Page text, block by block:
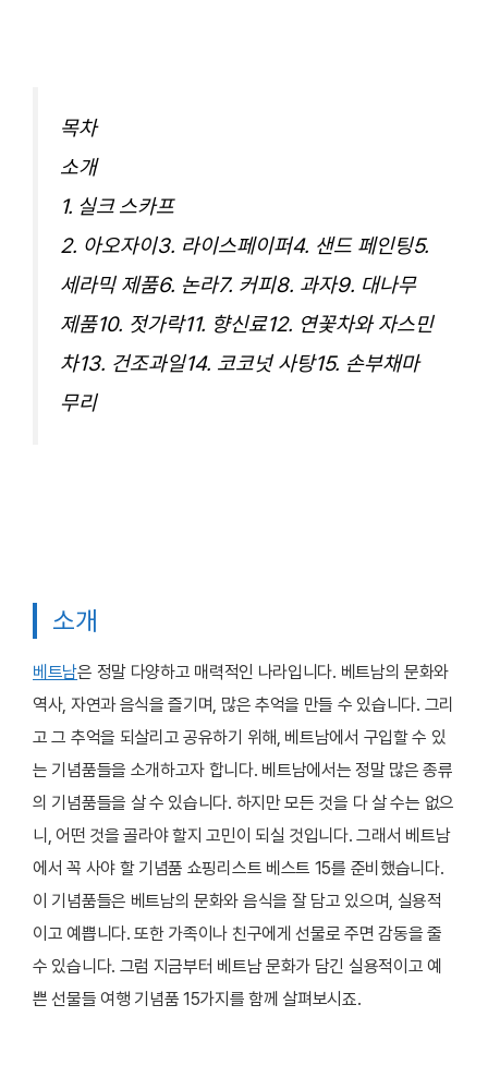
목차
소개
1. 실크 스카프
2. 아오자이3. 라이스페이퍼4. 샌드 페인팅5.
세라믹 제품6. 논라7. 커피8. 과자9. 대나무
제품10. 젓가락11. 향신료12. 연꽃차와 자스민
차13. 건조과일14. 코코넛 사탕15. 손부채마
무리
소개
베트남은 정말 다양하고 매력적인 나라입니다. 베트남의 문화와
역사, 자연과 음식을 즐기며, 많은 추억을 만들 수 있습니다. 그리
고 그 추억을 되살리고 공유하기 위해, 베트남에서 구입할 수 있
는 기념품들을 소개하고자 합니다. 베트남에서는 정말 많은 종류
의 기념품들을 살 수 있습니다. 하지만 모든 것을 다 살 수는 없으
니, 어떤 것을 골라야 할지 고민이 되실 것입니다. 그래서 베트남
에서 꼭 사야 할 기념품 쇼핑리스트 베스트 15를 준비했습니다.
이 기념품들은 베트남의 문화와 음식을 잘 담고 있으며, 실용적
이고 예쁩니다. 또한 가족이나 친구에게 선물로 주면 감동을 줄
수 있습니다. 그럼 지금부터 베트남 문화가 담긴 실용적이고 예
쁜 선물들 여행 기념품 15가지를 함께 살펴보시죠.